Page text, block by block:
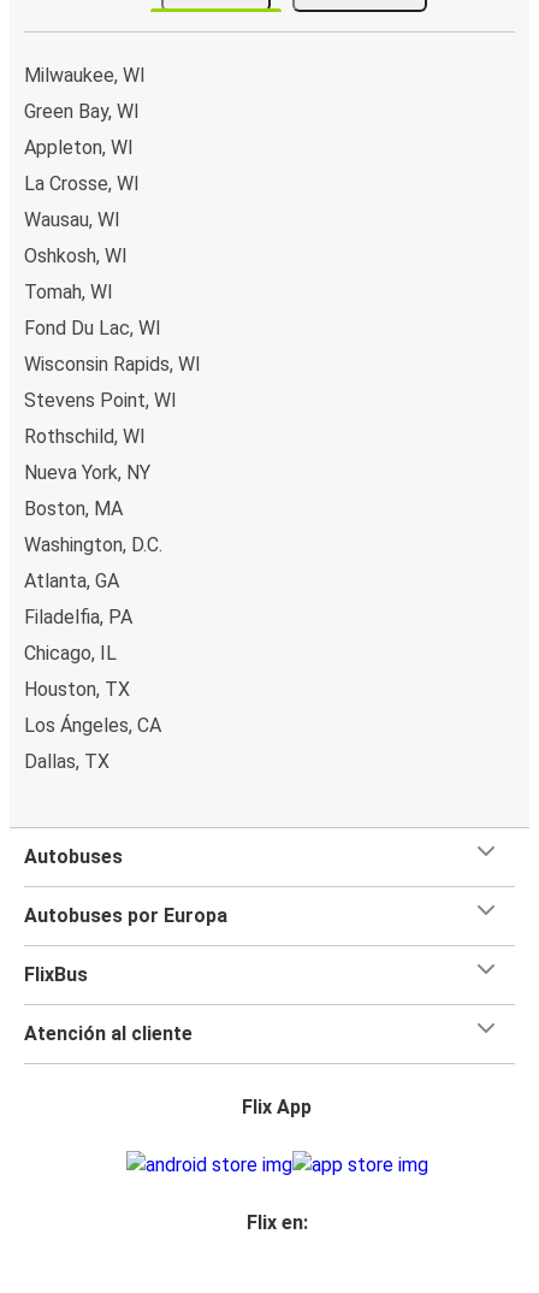
Milwaukee, WI
Green Bay, WI
Appleton, WI
La Crosse, WI
Wausau, WI
Oshkosh, WI
Tomah, WI
Fond Du Lac, WI
Wisconsin Rapids, WI
Stevens Point, WI
Rothschild, WI
Nueva York, NY
Boston, MA
Washington, D.C.
Atlanta, GA
Filadelfia, PA
Chicago, IL
Houston, TX
Los Ángeles, CA
Dallas, TX
Autobuses
Autobuses por Europa
FlixBus
Atención al cliente
Flix App
Flix en: